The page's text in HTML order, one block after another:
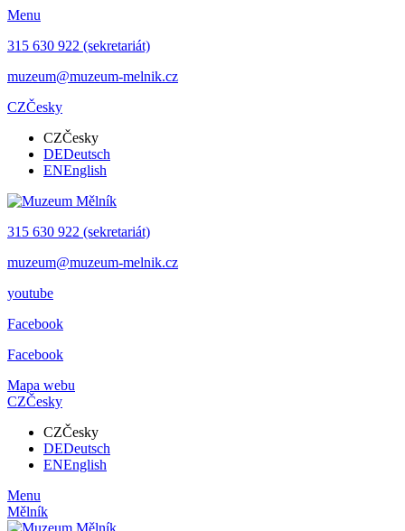
Menu
315 630 922 (sekretariát)
muzeum@muzeum-melnik.cz
CZČesky
CZČesky
DEDeutsch
ENEnglish
315 630 922 (sekretariát)
muzeum@muzeum-melnik.cz
youtube
Facebook
Facebook
Mapa webu
CZČesky
CZČesky
DEDeutsch
ENEnglish
Menu
Mělník